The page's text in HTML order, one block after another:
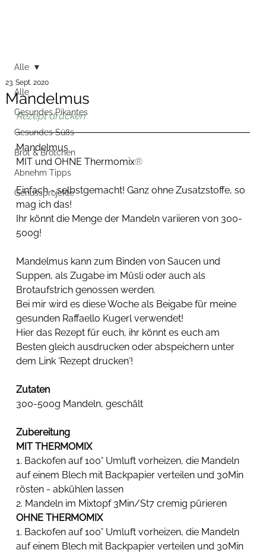
Alle
Gesundes Pikantes
Gesundes Süßs
Brot & Brötchen
Abnehm Tipps
Genussprojekte
Alle
Mandelmus
23. Sept. 2020
Rezept drucken
Mandelmus
MIT und OHNE Thermomix®
Einfach - selbstgemacht! Ganz ohne Zusatzstoffe, so
mag ich das!
Ihr könnt die Menge der Mandeln variieren von 300-
500g!
Mandelmus kann zum Binden von Saucen und
Suppen, als Zugabe im Müsli oder auch als
Brotaufstrich genossen werden.
Bei mir wird es diese Woche als Beigabe für meine
gesunden Raffaello Kugerl verwendet!
Hier das Rezept für euch, ihr könnt es euch am
Besten gleich ausdrucken oder abspeichern unter
dem Link 'Rezept drucken'!
Zutaten
300-500g Mandeln, geschält
Zubereitung
MIT THERMOMIX
1. Backofen auf 100° Umluft vorheizen, die Mandeln
auf einem Blech mit Backpapier verteilen und 30Min
rösten - abkühlen lassen
2. Mandeln im Mixtopf 3Min/St7 cremig pürieren
OHNE THERMOMIX
1. Backofen auf 100° Umluft vorheizen, die Mandeln
auf einem Blech mit Backpapier verteilen und 30Min